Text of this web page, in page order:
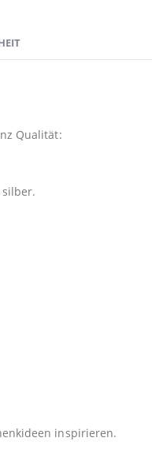
Qualität:
inspirieren.